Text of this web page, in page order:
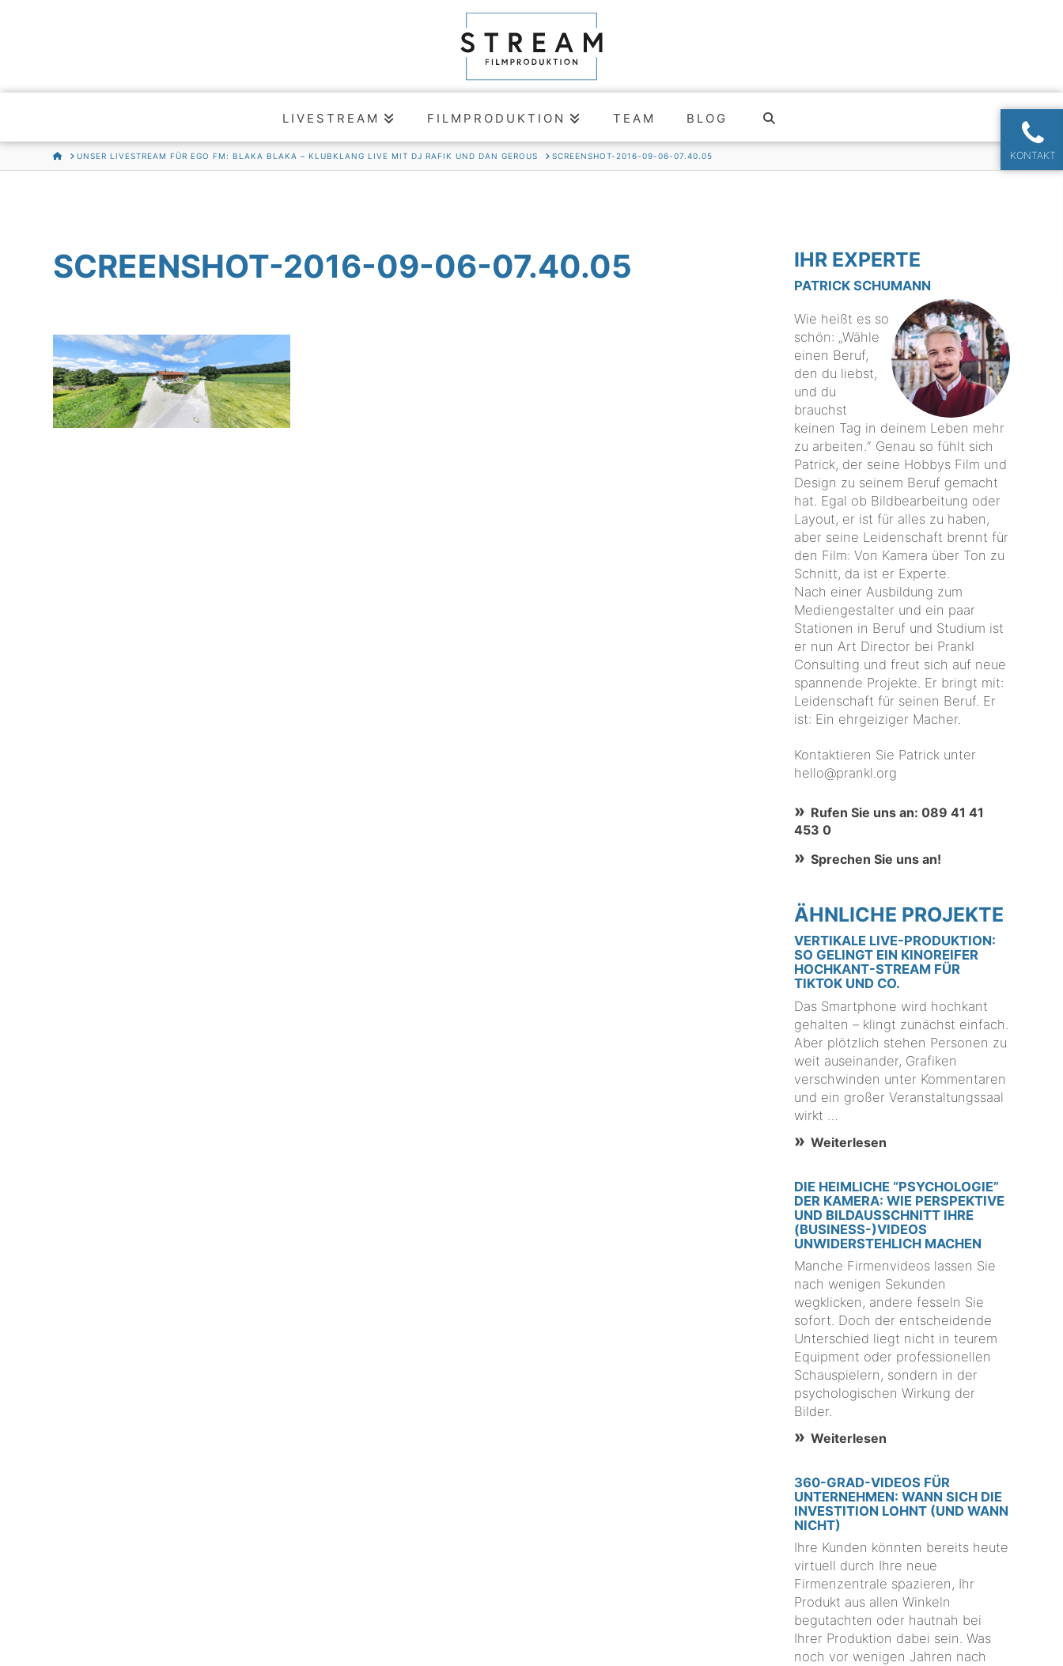
LIVESTREAM FILMPRODUKTION TEAM BLOG
HOMEUNSER LIVESTREAM FÜR EGO FM: BLAKA BLAKA – KLUBKLANG LIVE MIT DJ RAFIK UND DAN GEROUS SCREENSHOT-2016-09-06-07.40.05 KONTAKT
SCREENSHOT-2016-09-06-07.40.05 IHR EXPERTE
PATRICK SCHUMANN
Wie heißt es so
schön: „Wähle
einen Beruf,
den du liebst,
und du
brauchst
keinen Tag in deinem Leben mehr
zu arbeiten.“ Genau so fühlt sich
Patrick, der seine Hobbys Film und
Design zu seinem Beruf gemacht
hat. Egal ob Bildbearbeitung oder
Layout, er ist für alles zu haben,
aber seine Leidenschaft brennt für
den Film: Von Kamera über Ton zu
Schnitt, da ist er Experte.
Nach einer Ausbildung zum
Mediengestalter und ein paar
Stationen in Beruf und Studium ist
er nun Art Director bei Prankl
Consulting und freut sich auf neue
spannende Projekte. Er bringt mit:
Leidenschaft für seinen Beruf. Er
ist: Ein ehrgeiziger Macher.
Kontaktieren Sie Patrick unter
hello@prankl.org
Rufen Sie uns an: 089 41 41
453 0
Sprechen Sie uns an!
ÄHNLICHE PROJEKTE
VERTIKALE LIVE-PRODUKTION:
SO GELINGT EIN KINOREIFER
HOCHKANT-STREAM FÜR
TIKTOK UND CO.
Das Smartphone wird hochkant
gehalten – klingt zunächst einfach.
Aber plötzlich stehen Personen zu
weit auseinander, Grafiken
verschwinden unter Kommentaren
und ein großer Veranstaltungssaal
wirkt …
Weiterlesen
DIE HEIMLICHE “PSYCHOLOGIE”
DER KAMERA: WIE PERSPEKTIVE
UND BILDAUSSCHNITT IHRE
(BUSINESS-)VIDEOS
UNWIDERSTEHLICH MACHEN
Manche Firmenvideos lassen Sie
nach wenigen Sekunden
wegklicken, andere fesseln Sie
sofort. Doch der entscheidende
Unterschied liegt nicht in teurem
Equipment oder professionellen
Schauspielern, sondern in der
psychologischen Wirkung der
Bilder.
Weiterlesen
360-GRAD-VIDEOS FÜR
UNTERNEHMEN: WANN SICH DIE
INVESTITION LOHNT (UND WANN
NICHT)
Ihre Kunden könnten bereits heute
virtuell durch Ihre neue
Firmenzentrale spazieren, Ihr
Produkt aus allen Winkeln
begutachten oder hautnah bei
Ihrer Produktion dabei sein. Was
noch vor wenigen Jahren nach